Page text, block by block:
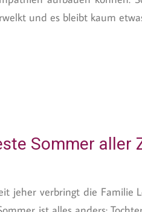
und es bleibt kaum
Sommer aller
jeher verbringt die Familie